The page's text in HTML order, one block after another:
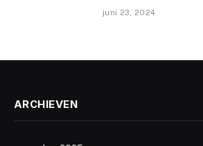
juni 23, 2024
ARCHIEVEN